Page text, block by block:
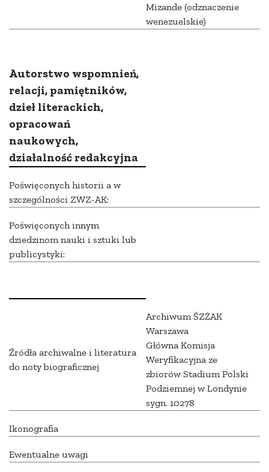
Mizande (odznaczenie
wenezuelskie)
Autorstwo wspomnień,
relacji, pamiętników,
dzieł literackich,
opracowań
naukowych,
działalność redakcyjna
Poświęconych historii a w
szczególności ZWZ-AK:
Poświęconych innym
dziedzinom nauki i sztuki lub
publicystyki:
Źródła archiwalne i literatura
do noty biograficznej
Archiwum ŚZŻAK
Warszawa
Główna Komisja
Weryfikacyjna ze
zbiorów Stadium Polski
Podziemnej w Londynie
sygn. 10278
Ikonografia
Ewentualne uwagi